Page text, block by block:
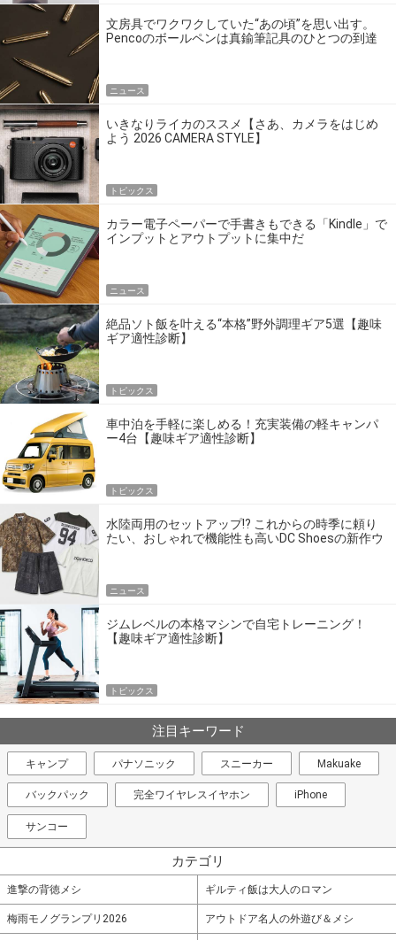
文房具でワクワクしていた“あの頃”を思い出す。
Pencoのボールペンは真鍮筆記具のひとつの到達
ニュース
いきなりライカのススメ【さあ、カメラをはじめ
よう 2026 CAMERA STYLE】
トピックス
カラー電子ペーパーで手書きもできる「Kindle」で
インプットとアウトプットに集中だ
ニュース
絶品ソト飯を叶える“本格”野外調理ギア5選【趣味
ギア適性診断】
トピックス
車中泊を手軽に楽しめる！充実装備の軽キャンパ
ー4台【趣味ギア適性診断】
トピックス
水陸両用のセットアップ!? これからの時季に頼り
たい、おしゃれで機能性も高いDC Shoesの新作ウ
ニュース
ジムレベルの本格マシンで自宅トレーニング！
【趣味ギア適性診断】
トピックス
注目キーワード
キャンプ パナソニック スニーカー Makuake
バックパック 完全ワイヤレスイヤホン iPhone
サンコー
カテゴリ
進撃の背徳メシ ギルティ飯は大人のロマン
梅雨モノグランプリ2026 アウトドア名人の外遊び＆メシ